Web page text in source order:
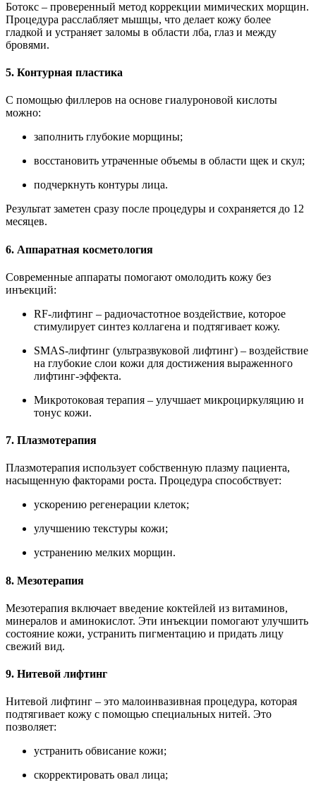
Ботокс – проверенный метод коррекции мимических морщин.
Процедура расслабляет мышцы, что делает кожу более
гладкой и устраняет заломы в области лба, глаз и между
бровями.
5. Контурная пластика
С помощью филлеров на основе гиалуроновой кислоты
можно:
заполнить глубокие морщины;
восстановить утраченные объемы в области щек и скул;
подчеркнуть контуры лица.
Результат заметен сразу после процедуры и сохраняется до 12
месяцев.
6. Аппаратная косметология
Современные аппараты помогают омолодить кожу без
инъекций:
RF-лифтинг – радиочастотное воздействие, которое
стимулирует синтез коллагена и подтягивает кожу.
SMAS-лифтинг (ультразвуковой лифтинг) – воздействие
на глубокие слои кожи для достижения выраженного
лифтинг-эффекта.
Микротоковая терапия – улучшает микроциркуляцию и
тонус кожи.
7. Плазмотерапия
Плазмотерапия использует собственную плазму пациента,
насыщенную факторами роста. Процедура способствует:
ускорению регенерации клеток;
улучшению текстуры кожи;
устранению мелких морщин.
8. Мезотерапия
Мезотерапия включает введение коктейлей из витаминов,
минералов и аминокислот. Эти инъекции помогают улучшить
состояние кожи, устранить пигментацию и придать лицу
свежий вид.
9. Нитевой лифтинг
Нитевой лифтинг – это малоинвазивная процедура, которая
подтягивает кожу с помощью специальных нитей. Это
позволяет:
устранить обвисание кожи;
скорректировать овал лица;